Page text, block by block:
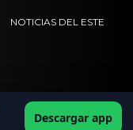
NOTICIAS DEL ESTE
Descargar app